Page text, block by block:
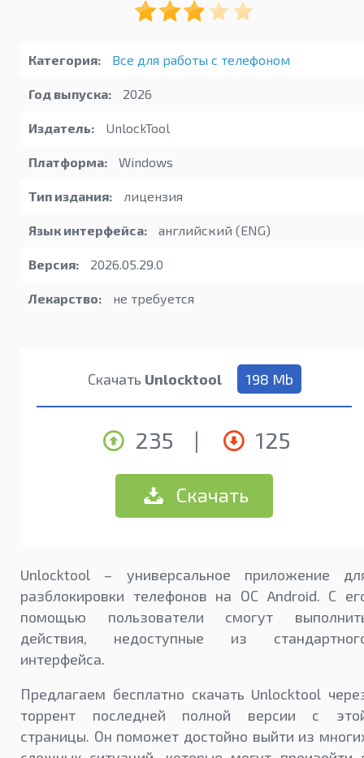
Категория: Все для работы с телефоном
Год выпуска: 2026
Издатель: UnlockTool
Платформа: Windows
Тип издания: лицензия
Язык интерфейса: английский (ENG)
Версия: 2026.05.29.0
Лекарство: не требуется
Скачать Unlocktool 198 Mb
235 | 125
Скачать
Unlocktool – универсальное приложение
разблокировки телефонов на ОС Android. С
помощью пользователи смогут
действия, недоступные из
интерфейса.
Предлагаем бесплатно скачать Unlocktool
торрент последней полной версии с
страницы. Он поможет достойно выйти из